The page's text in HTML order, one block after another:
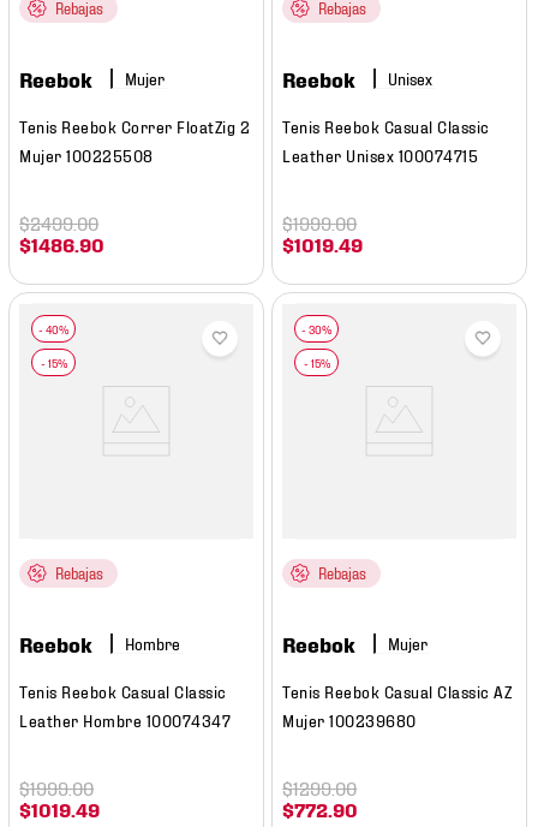
Rebajas
Reebok Mujer
Tenis Reebok Correr FloatZig 2
Mujer 100225508
$1486 .90
$2499.00
Rebajas
Reebok
Tenis Reebok Casual Classic
Leather Unisex 100074715
$1019 .49
$1999.00
Rebajas
Reebok Hombre
Tenis Reebok Casual Classic
Leather Hombre 100074347
$1019 .49
$1999.00
Rebajas
Reebok Mujer
Tenis Reebok Casual Classic AZ
Mujer 100239680
$772 .90
$1299.00